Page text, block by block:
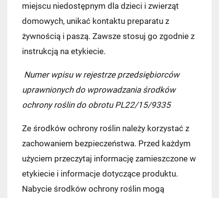
miejscu niedostępnym dla dzieci i zwierząt
domowych, unikać kontaktu preparatu z
żywnością i paszą. Zawsze stosuj go zgodnie z
instrukcją na etykiecie.
Numer wpisu w rejestrze przedsiębiorców
uprawnionych do wprowadzania środków
ochrony roślin do obrotu PL22/15/9335
Ze środków ochrony roślin należy korzystać z
zachowaniem bezpieczeństwa. Przed każdym
użyciem przeczytaj informację zamieszczone w
etykiecie i informacje dotyczące produktu.
Nabycie środków ochrony roślin mogą